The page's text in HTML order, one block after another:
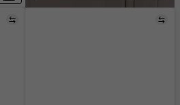
Порівняти